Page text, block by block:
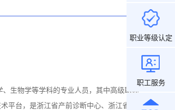
生物学等学科的专业人员，其中高级职称
平台，是浙江省产前诊断中心、浙江省生
职业等级认定
职工服务